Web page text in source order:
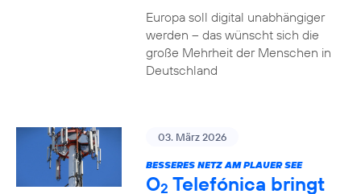
Europa soll digital unabhängiger
werden – das wünscht sich die
große Mehrheit der Menschen in
Deutschland
03. März 2026
BESSERES NETZ AM PLAUER SEE
O2 Telefónica bringt